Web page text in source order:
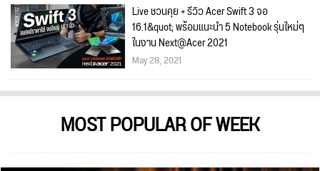
Live ชวนคุย + รีวิว Acer Swift 3 จอ
16.1&quot; พร้อมแนะนำ 5 Notebook รุ่นใหม่ๆ
ในงาน Next@Acer 2021
May 28, 2021
MOST POPULAR OF WEEK